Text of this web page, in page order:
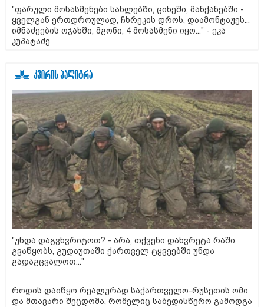
"ფარული მოსასმენები სახლებში, ციხეში, მანქანებში -
ყველგან ერთდროულად, ჩხრეკის დროს, დაამონტაჟეს...
იმნაძეების ოჯახში, მგონი, 4 მოსასმენი იყო..." - ეკა
კუპატაძე
"უნდა დაგვხვრიტოთ? - არა, თქვენი დახვრეტა რაში
გვაწყობს, გუდაუთაში ქართველ ტყვეებში უნდა
გადაგცვალოთ..."
როდის დაიწყო რეალურად საქართველო-რუსეთის ომი
და მთავარი შეცდომა, რომელიც საბედისწერო გამოდგა